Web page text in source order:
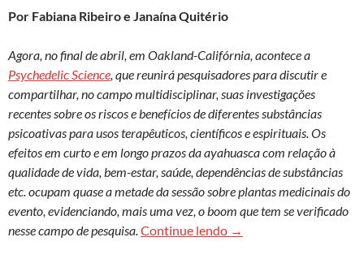
Por Fabiana Ribeiro e Janaína Quitério
Agora, no final de abril, em Oakland-Califórnia, acontece a
Psychedelic Science, que reunirá pesquisadores para discutir e
compartilhar, no campo multidisciplinar, suas investigações
recentes sobre os riscos e benefícios de diferentes substâncias
psicoativas para usos terapêuticos, científicos e espirituais. Os
efeitos em curto e em longo prazos da ayahuasca com relação à
qualidade de vida, bem-estar, saúde, dependências de substâncias
etc. ocupam quase a metade da sessão sobre plantas medicinais do
evento, evidenciando, mais uma vez, o boom que tem se verificado
nesse campo de pesquisa.Continue lendo Ayahuasca:
→